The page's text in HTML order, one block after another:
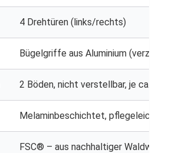
4 Drehtüren (links/rechts)
Bügelgriffe aus Aluminium (verzinkt)
2 Böden, nicht verstellbar, je ca. 5
Melaminbeschichtet, pflegeleicht
FSC® – aus nachhaltiger